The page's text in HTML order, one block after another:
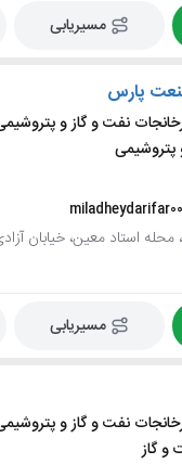
مسیریابی
پارس
نفت و گاز و
پتروشیمی
تهران، منطقه 9، محله استاد معین،
مسیریابی
نفت و گاز و
و گاز